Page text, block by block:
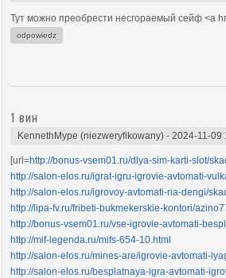
Тут можно преобрести несгораемый сейф <a
odpowiedz
1 вин
KennethMype (niezweryfikowany) - 2024-11-09
[url=http://bonus-vsem01.ru/dlya-sim-karti-slot/
http://salon-elos.ru/igrat-igru-igrovie-avtomati-
http://salon-elos.ru/igrovoy-avtomati-na-dengi/
http://lipa-fv.ru/fribeti-bukmekerskie-kontori/
http://bonus-vsem01.ru/vse-igrovie-avtomati-
http://mif-legenda.ru/mifs-654-10.html
http://salon-elos.ru/mines-are/igrovie-avtomati-
http://salon-elos.ru/besplatnaya-igra-avtomati-